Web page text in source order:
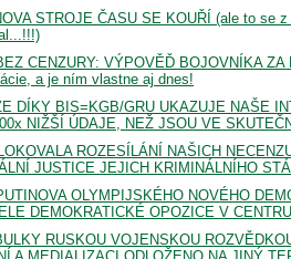
STROJE ČASU SE KOUŘÍ (ale to se
CENZURY: VÝPOVĚĎ BOJOVNÍKA
a je ním vlastne aj dnes!
DÍKY BIS=KGB/GRU UKAZUJE NAŠE
NIŽŠÍ ÚDAJE, NEŽ JSOU VE
ROZESÍLÁNÍ NAŠICH
JUSTICE JEJICH KRIMINÁLNÍHO
OLYMPIJSKÉHO NOVÉHO
DEMOKRATICKÉ OPOZICE V
RUSKOU VOJENSKOU